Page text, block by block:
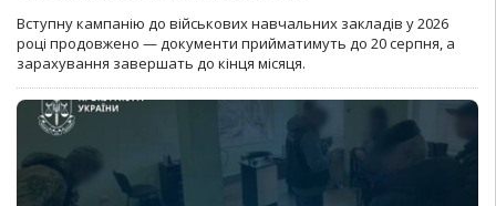
Вступну кампанію до військових навчальних закладів у 2026
році продовжено — документи прийматимуть до 20 серпня, а
зарахування завершать до кінця місяця.